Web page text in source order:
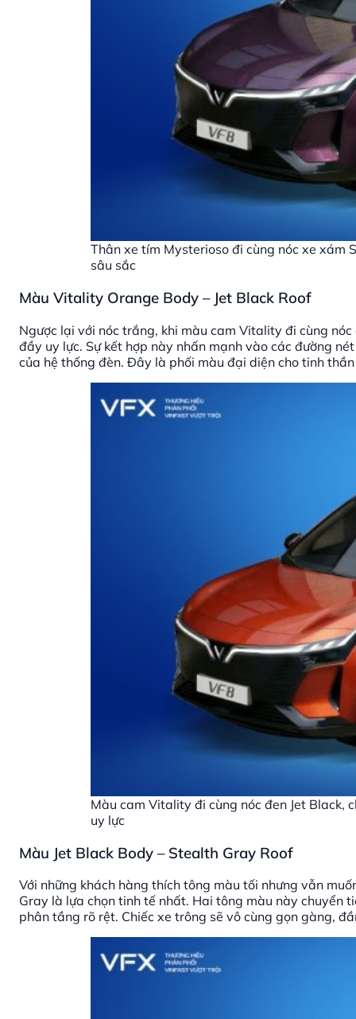
Thân xe tím Mysterioso đi cùng nóc xe xám
sâu sắc
Màu Vitality Orange Body – Jet Black Roof
Ngược lại với nóc trắng, khi màu cam Vitality đi cùng
đầy uy lực. Sự kết hợp này nhấn mạnh vào các đường
của hệ thống đèn. Đây là phối màu đại diện cho tinh
Màu cam Vitality đi cùng nóc đen Jet Black,
uy lực
Màu Jet Black Body – Stealth Gray Roof
Với những khách hàng thích tông màu tối nhưng vẫn
Gray là lựa chọn tinh tế nhất. Hai tông màu này chuyển
phân tầng rõ rệt. Chiếc xe trông sẽ vô cùng gọn gàng,